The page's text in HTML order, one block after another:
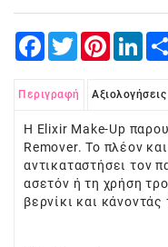
Facebook
TwitterPinterest
Περιγραφή
Η Elixir Make-Up
Remover. Το πλέον
αντικαταστήσει τον
ασετόν ή τη χρήση
βερνίκι και